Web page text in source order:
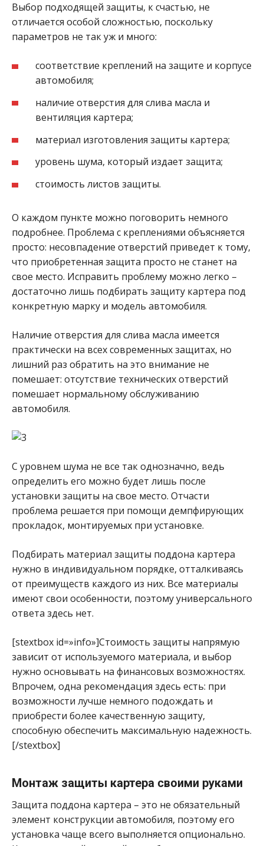
Выбор подходящей защиты, к счастью, не
отличается особой сложностью, поскольку
параметров не так уж и много:
соответствие креплений на защите и корпусе
автомобиля;
наличие отверстия для слива масла и
вентиляция картера;
материал изготовления защиты картера;
уровень шума, который издает защита;
стоимость листов защиты.
О каждом пункте можно поговорить немного
подробнее. Проблема с креплениями объясняется
просто: несовпадение отверстий приведет к тому,
что приобретенная защита просто не станет на
свое место. Исправить проблему можно легко –
достаточно лишь подбирать защиту картера под
конкретную марку и модель автомобиля.
Наличие отверстия для слива масла имеется
практически на всех современных защитах, но
лишний раз обратить на это внимание не
помешает: отсутствие технических отверстий
помешает нормальному обслуживанию
автомобиля.
С уровнем шума не все так однозначно, ведь
определить его можно будет лишь после
установки защиты на свое место. Отчасти
проблема решается при помощи демпфирующих
прокладок, монтируемых при установке.
Подбирать материал защиты поддона картера
нужно в индивидуальном порядке, отталкиваясь
от преимуществ каждого из них. Все материалы
имеют свои особенности, поэтому универсального
ответа здесь нет.
[stextbox id=»info»]Стоимость защиты напрямую
зависит от используемого материала, и выбор
нужно основывать на финансовых возможностях.
Впрочем, одна рекомендация здесь есть: при
возможности лучше немного подождать и
приобрести более качественную защиту,
способную обеспечить максимальную надежность.
[/stextbox]
Монтаж защиты картера своими руками
Защита поддона картера – это не обязательный
элемент конструкции автомобиля, поэтому его
установка чаще всего выполняется опционально.